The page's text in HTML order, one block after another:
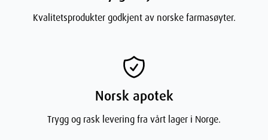
løsning for personer som trenger ekstra beskyttelse og pleie av
hendene, samtidig som de er behagelige å bruke over lengre tid.
Kvalitetsprodukter godkjent av norske farmasøyter.
Norsk apotek
Trygg og rask levering fra vårt lager i Norge.